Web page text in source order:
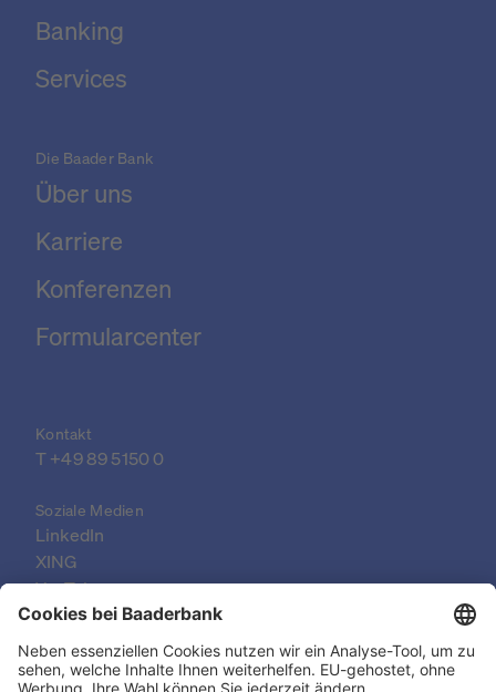
Banking
Services
Die Baader Bank
Über uns
Karriere
Konferenzen
Formularcenter
Kontakt
T +49 89 5150 0
Soziale Medien
LinkedIn
XING
YouTube